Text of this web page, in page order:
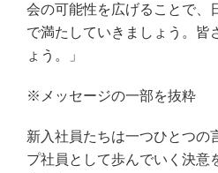
会の可能性を広げることで、
で満たしていきましょう。皆
ょう。」
※メッセージの一部を抜粋
新入社員たちは一つひとつの
プ社員として歩んでいく決意